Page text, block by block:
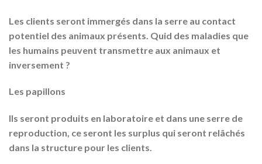
Les clients seront immergés dans la serre au contact
potentiel des animaux présents. Quid des maladies que
les humains peuvent transmettre aux animaux et
inversement ?
Les papillons
Ils seront produits en laboratoire et dans une serre de
reproduction, ce seront les surplus qui seront relâchés
dans la structure pour les clients.